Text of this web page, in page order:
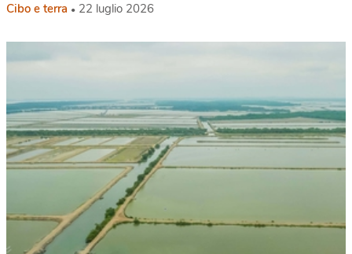
Cibo e terra 22 luglio 2026